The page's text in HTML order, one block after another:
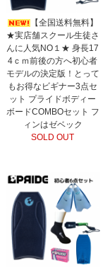
【全国送料無料】
★実店舗スクール生徒さ
んに人気NO１★ 身長17
4ｃｍ前後の方へ初心者
モデルの決定版！とって
もお得なビギナー3点セ
ット プライドボディー
ボードCOMBOセット フ
ィンはゼベック
SOLD OUT